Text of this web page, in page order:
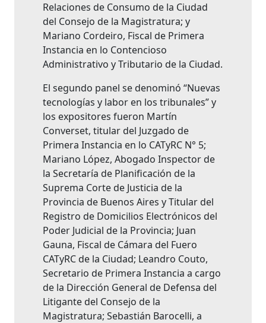
Relaciones de Consumo de la Ciudad
del Consejo de la Magistratura; y
Mariano Cordeiro, Fiscal de Primera
Instancia en lo Contencioso
Administrativo y Tributario de la Ciudad.
El segundo panel se denominó “Nuevas
tecnologías y labor en los tribunales” y
los expositores fueron Martín
Converset, titular del Juzgado de
Primera Instancia en lo CATyRC N° 5;
Mariano López, Abogado Inspector de
la Secretaría de Planificación de la
Suprema Corte de Justicia de la
Provincia de Buenos Aires y Titular del
Registro de Domicilios Electrónicos del
Poder Judicial de la Provincia; Juan
Gauna, Fiscal de Cámara del Fuero
CATyRC de la Ciudad; Leandro Couto,
Secretario de Primera Instancia a cargo
de la Dirección General de Defensa del
Litigante del Consejo de la
Magistratura; Sebastián Barocelli, a